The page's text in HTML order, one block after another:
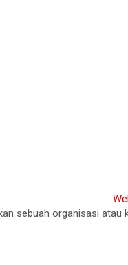
sebuah organisasi